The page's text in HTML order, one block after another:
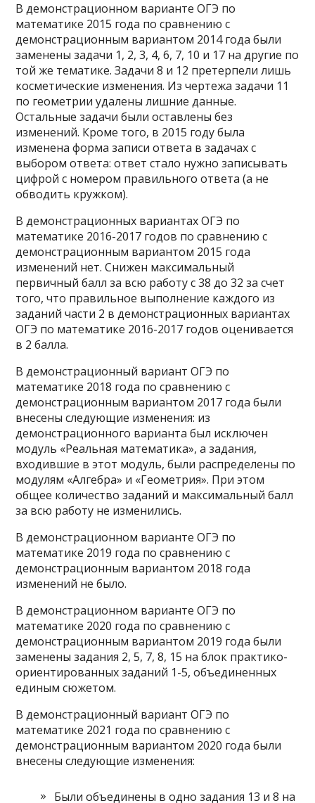
В демонстрационном варианте ОГЭ по
математике 2015 года по сравнению с
демонстрационным вариантом 2014 года были
заменены задачи 1, 2, 3, 4, 6, 7, 10 и 17 на другие по
той же тематике. Задачи 8 и 12 претерпели лишь
косметические изменения. Из чертежа задачи 11
по геометрии удалены лишние данные.
Остальные задачи были оставлены без
изменений. Кроме того, в 2015 году была
изменена форма записи ответа в задачах с
выбором ответа: ответ стало нужно записывать
цифрой с номером правильного ответа (а не
обводить кружком).
В демонстрационных вариантах ОГЭ по
математике 2016-2017 годов по сравнению с
демонстрационным вариантом 2015 года
изменений нет. Снижен максимальный
первичный балл за всю работу с 38 до 32 за счет
того, что правильное выполнение каждого из
заданий части 2 в демонстрационных вариантах
ОГЭ по математике 2016-2017 годов оценивается
в 2 балла.
В демонстрационный вариант ОГЭ по
математике 2018 года по сравнению с
демонстрационным вариантом 2017 года были
внесены следующие изменения: из
демонстрационного варианта был исключен
модуль «Реальная математика», а задания,
входившие в этот модуль, были распределены по
модулям «Алгебра» и «Геометрия». При этом
общее количество заданий и максимальный балл
за всю работу не изменились.
В демонстрационном варианте ОГЭ по
математике 2019 года по сравнению с
демонстрационным вариантом 2018 года
изменений не было.
В демонстрационном варианте ОГЭ по
математике 2020 года по сравнению с
демонстрационным вариантом 2019 года были
заменены задания 2, 5, 7, 8, 15 на блок практико-
ориентированных заданий 1-5, объединенных
единым сюжетом.
В демонстрационный вариант ОГЭ по
математике 2021 года по сравнению с
демонстрационным вариантом 2020 года были
внесены следующие изменения:
Были объединены в одно задания 13 и 8 на